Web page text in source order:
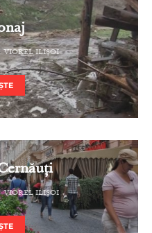
VIOREL ILIȘOI
VIOREL ILIȘOI